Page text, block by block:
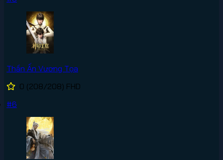
Thần Ấn Vương Tọa
0 (208/208) FHD
#6